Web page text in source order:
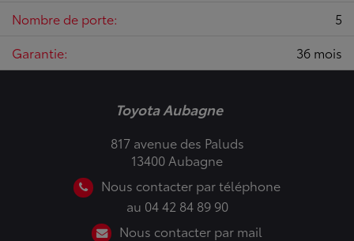
Nombre de porte:
5
Garantie:
36 mois
Toyota Aubagne
817 avenue des Paluds
13400 Aubagne
Nous contacter par téléphone
au 04 42 84 89 90
Nous contacter par mail